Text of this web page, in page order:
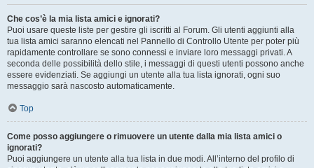
Che cos’è la mia lista amici e ignorati?
Puoi usare queste liste per gestire gli iscritti al Forum. Gli utenti aggiunti alla
tua lista amici saranno elencati nel Pannello di Controllo Utente per poter più
rapidamente controllare se sono connessi e inviare loro messaggi privati. A
seconda delle possibilità dello stile, i messaggi di questi utenti possono anche
essere evidenziati. Se aggiungi un utente alla tua lista ignorati, ogni suo
messaggio sarà nascosto automaticamente.
Top
Come posso aggiungere o rimuovere un utente dalla mia lista amici o
ignorati?
Puoi aggiungere un utente alla tua lista in due modi. All’interno del profilo di